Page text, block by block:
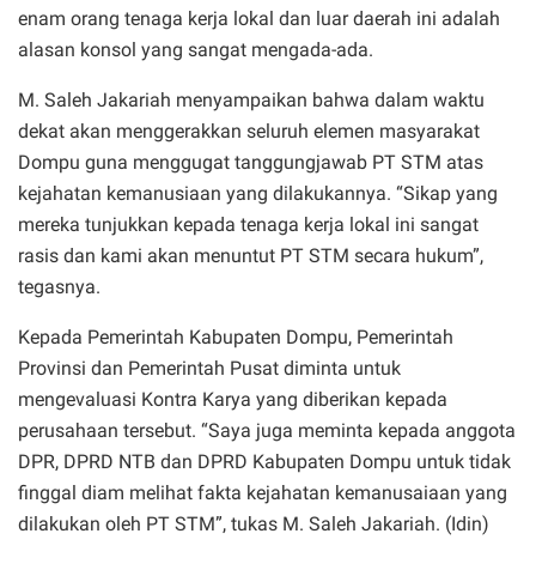
enam orang tenaga kerja lokal dan luar daerah ini adalah
alasan konsol yang sangat mengada-ada.
M. Saleh Jakariah menyampaikan bahwa dalam waktu
dekat akan menggerakkan seluruh elemen masyarakat
Dompu guna menggugat tanggungjawab PT STM atas
kejahatan kemanusiaan yang dilakukannya. “Sikap yang
mereka tunjukkan kepada tenaga kerja lokal ini sangat
rasis dan kami akan menuntut PT STM secara hukum”,
tegasnya.
Kepada Pemerintah Kabupaten Dompu, Pemerintah
Provinsi dan Pemerintah Pusat diminta untuk
mengevaluasi Kontra Karya yang diberikan kepada
perusahaan tersebut. “Saya juga meminta kepada anggota
DPR, DPRD NTB dan DPRD Kabupaten Dompu untuk tidak
finggal diam melihat fakta kejahatan kemanusaiaan yang
dilakukan oleh PT STM”, tukas M. Saleh Jakariah. (Idin)